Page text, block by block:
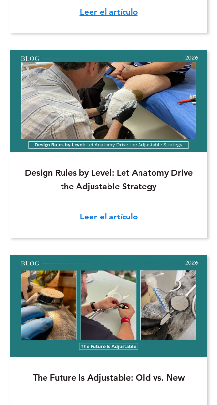
Leer el artículo
Design Rules by Level: Let Anatomy Drive
the Adjustable Strategy
Leer el artículo
The Future Is Adjustable: Old vs. New